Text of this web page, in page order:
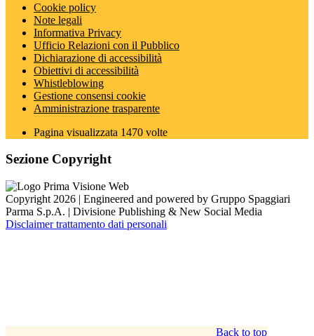
Cookie policy
Note legali
Informativa Privacy
Ufficio Relazioni con il Pubblico
Dichiarazione di accessibilità
Obiettivi di accessibilità
Whistleblowing
Gestione consensi cookie
Amministrazione trasparente
Pagina visualizzata 1470 volte
Sezione Copyright
Copyright 2026 | Engineered and powered by Gruppo Spaggiari
Parma S.p.A. | Divisione Publishing & New Social Media
Disclaimer trattamento dati personali
Back to top